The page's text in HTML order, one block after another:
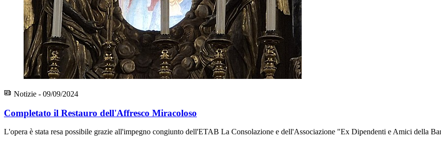
Notizie - 09/09/2024
Completato il Restauro dell'Affresco Miracoloso
L'opera è stata resa possibile grazie all'impegno congiunto dell'ETAB La Consolazione e dell'Associazione "Ex Dipendenti e Amici della